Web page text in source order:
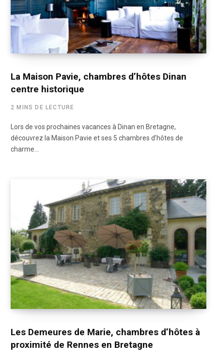
La Maison Pavie, chambres d’hôtes Dinan
centre historique
2 MINS DE LECTURE
Lors de vos prochaines vacances à Dinan en Bretagne,
découvrez la Maison Pavie et ses 5 chambres d’hôtes de
charme…
Les Demeures de Marie, chambres d’hôtes à
proximité de Rennes en Bretagne